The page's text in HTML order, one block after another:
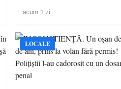
acum 1 zi
LOCALE